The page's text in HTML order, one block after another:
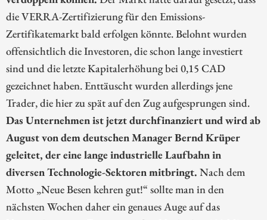
die VERRA-Zertifizierung für den Emissions-
Zertifikatemarkt bald erfolgen könnte. Belohnt wurden
offensichtlich die Investoren, die schon lange investiert
sind und die letzte Kapitalerhöhung bei 0,15 CAD
gezeichnet haben. Enttäuscht wurden allerdings jene
Trader, die hier zu spät auf den Zug aufgesprungen sind.
Das Unternehmen ist jetzt durchfinanziert und wird ab
August von dem deutschen Manager Bernd Krüper
geleitet, der eine lange industrielle Laufbahn in
diversen Technologie-Sektoren mitbringt. Nach dem
Motto „Neue Besen kehren gut!“ sollte man in den
nächsten Wochen daher ein genaues Auge auf das